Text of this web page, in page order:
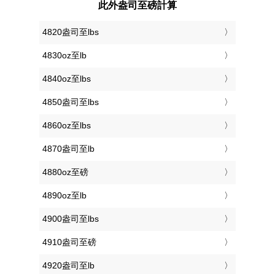
此外盎司至磅計算
4820盎司至lbs
4830oz至lb
4840oz至lbs
4850盎司至lbs
4860oz至lbs
4870盎司至lb
4880oz至磅
4890oz至lb
4900盎司至lbs
4910盎司至磅
4920盎司至lb